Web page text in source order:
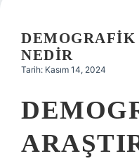
NEDIR
Tarih: Kasım 14, 2024